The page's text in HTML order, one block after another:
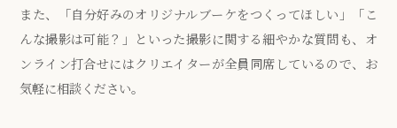
また、「自分好みのオリジナルブーケをつくってほしい」「こ
んな撮影は可能？」といった撮影に関する細やかな質問も、オ
ンライン打合せにはクリエイターが全員同席しているので、お
気軽に相談ください。